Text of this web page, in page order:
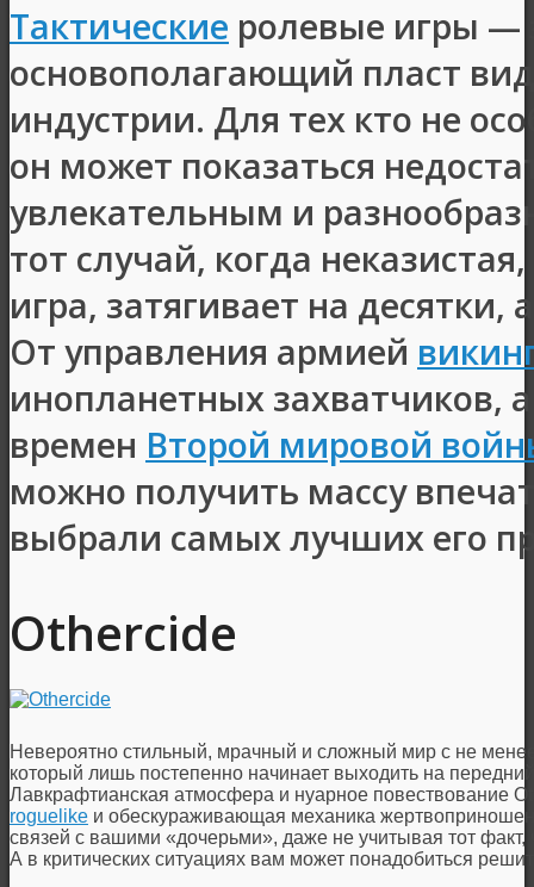
Тактические ролевые игры —
основополагающий пласт
индустрии. Для тех кто не
он может показаться
увлекательным и
тот случай, когда
игра, затягивает на десятки,
От управления армией
инопланетных захватчиков,
времен Второй мировой
можно получить массу
выбрали самых лучших его
Othercide
Невероятно стильный, мрачный и сложный мир с не
который лишь постепенно начинает выходить на
Лавкрафтианская атмосфера и нуарное повествование
roguelike и обескураживающая механика
связей с вашими «дочерьми», даже не учитывая тот факт,
А в критических ситуациях вам может понадобиться